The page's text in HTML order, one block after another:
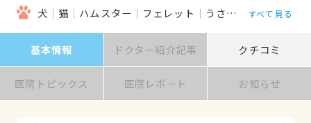
犬
猫 ハムスター フェレット うさぎ 鳥類
すべて見る
基本情報 ドクター紹介記事 クチコミ
医院トピックス 医院レポート お知らせ